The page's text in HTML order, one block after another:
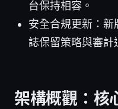
台保持相容。
安全合規更新：新
誌保留策略與審計
架構概觀：核